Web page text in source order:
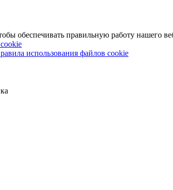
обеспечивать правильную работу нашего
использования файлов cookie